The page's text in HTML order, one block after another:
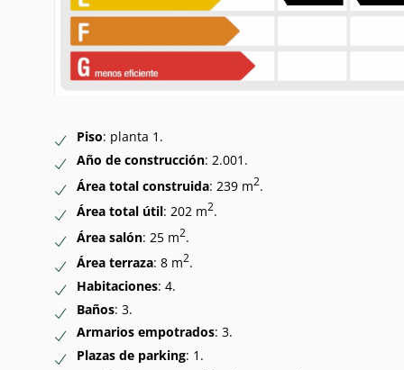
Piso: planta 1.
Año de construcción: 2.001.
Área total construida: 239 m2.
Área total útil: 202 m2.
Área salón: 25 m2.
Área terraza: 8 m2.
Habitaciones: 4.
Baños: 3.
Armarios empotrados: 3.
Plazas de parking: 1.